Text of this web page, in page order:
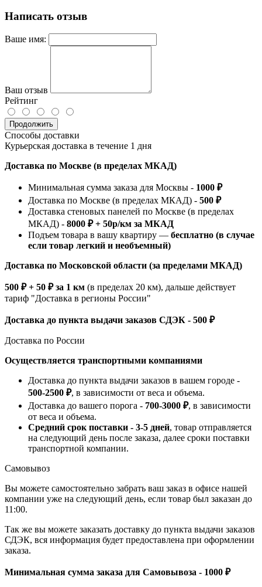
Написать отзыв
Ваше имя:
Ваш отзыв
Рейтинг
Продолжить
Способы доставки
Курьерская доставка в течение 1 дня
Доставка по Москве (в пределах МКАД)
Минимальная сумма заказа для Москвы - 1000 ₽
Доставка по Москве (в пределах МКАД) - 500 ₽
Доставка стеновых панелей по Москве (в пределах
МКАД) - 8000 ₽ + 50р/км за МКАД
Подъем товара в вашу квартиру — бесплатно (в случае
если товар легкий и необъемный)
Доставка по Московской области (за пределами МКАД)
500 ₽ + 50 ₽ за 1 км (в пределах 20 км), дальше действует
тариф "Доставка в регионы России"
Доставка до пункта выдачи заказов СДЭК - 500 ₽
Доставка по России
Осуществляется транспортными компаниями
Доставка до пункта выдачи заказов в вашем городе -
500-2500 ₽, в зависимости от веса и объема.
Доставка до вашего порога - 700-3000 ₽, в зависимости
от веса и объема.
Средний срок поставки - 3-5 дней, товар отправляется
на следующий день после заказа, далее сроки поставки
транспортной компании.
Самовывоз
Вы можете самостоятельно забрать ваш заказ в офисе нашей
компании уже на следующий день, если товар был заказан до
11:00.
Так же вы можете заказать доставку до пункта выдачи заказов
СДЭК, вся информация будет предоставлена при оформлении
заказа.
Минимальная сумма заказа для Самовывоза - 1000 ₽